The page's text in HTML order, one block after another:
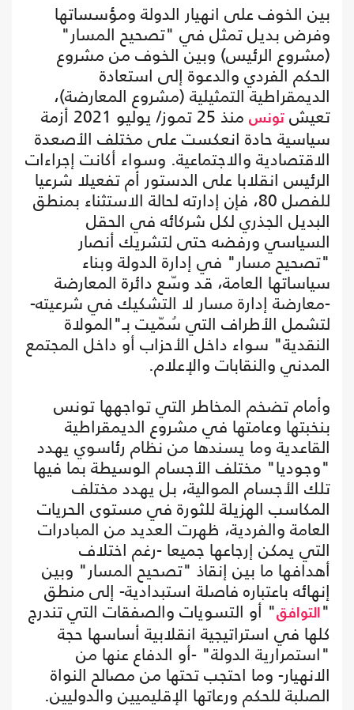
بين الخوف على انهيار الدولة ومؤسساتها
وفرض بديل تمثل في "تصحيح المسار"
(مشروع الرئيس) وبين الخوف من مشروع
الحكم الفردي والدعوة إلى استعادة
الديمقراطية التمثيلية (مشروع المعارضة)،
تعيش تونس
منذ 25 تموز/ يوليو 2021 أزمة
سياسية حادة انعكست على مختلف الأصعدة
الاقتصادية والاجتماعية. وسواء أكانت إجراءات
الرئيس انقلابا على الدستور أم تفعيلا شرعيا
للفصل 80، فإن إدارته لحالة الاستثناء بمنطق
البديل الجذري لكل شركائه في الحقل
السياسي ورفضه حتى لتشريك أنصار
"تصحيح مسار" في إدارة الدولة وبناء
سياساتها العامة، قد وسّع دائرة المعارضة
-معارضة إدارة مسار لا التشكيك في شرعيته-
لتشمل الأطراف التي سُمّيت بـ"المولاة
النقدية" سواء داخل الأحزاب أو داخل المجتمع
المدني والنقابات والإعلام.
وأمام تضخم المخاطر التي تواجهها تونس
بنخبتها وعامتها في مشروع الديمقراطية
القاعدية وما يسندها من نظام رئاسوي يهدد
"وجوديا" مختلف الأجسام الوسيطة بما فيها
تلك الأجسام الموالية، بل يهدد مختلف
المكاسب الهزيلة للثورة في مستوى الحريات
العامة والفردية، ظهرت العديد من المبادرات
التي يمكن إرجاعها جميعا -رغم اختلاف
أهدافها ما بين إنقاذ "تصحيح المسار" وبين
إنهائه باعتباره فاصلة استبدادية- إلى منطق
" التوافق" أو التسويات والصفقات التي تندرج
كلها في استراتيجية انقلابية أساسها حجة
"استمرارية الدولة" -أو الدفاع عنها من
الانهيار- وما احتجب تحتها من مصالح النواة
الصلبة للحكم ورعاتها الإقليميين والدوليين.